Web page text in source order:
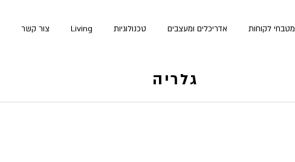
מטבחי לקוחות אדריכלים ומעצבים טכנולוגיות Living צור קשר
גלריה